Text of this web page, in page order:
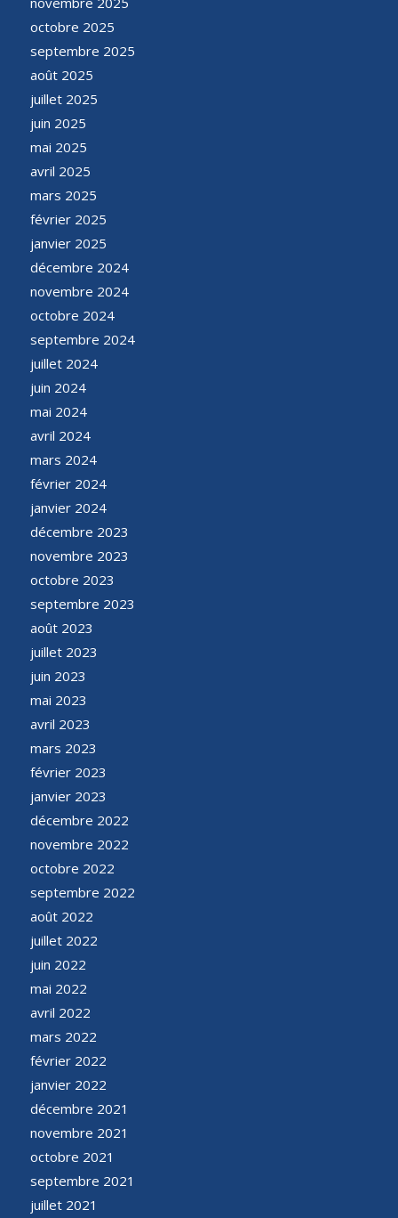
octobre 2025
septembre 2025
août 2025
juillet 2025
juin 2025
mai 2025
avril 2025
mars 2025
février 2025
janvier 2025
décembre 2024
novembre 2024
octobre 2024
septembre 2024
juillet 2024
juin 2024
mai 2024
avril 2024
mars 2024
février 2024
janvier 2024
décembre 2023
novembre 2023
octobre 2023
septembre 2023
août 2023
juillet 2023
juin 2023
mai 2023
avril 2023
mars 2023
février 2023
janvier 2023
décembre 2022
novembre 2022
octobre 2022
septembre 2022
août 2022
juillet 2022
juin 2022
mai 2022
avril 2022
mars 2022
février 2022
janvier 2022
décembre 2021
novembre 2021
octobre 2021
septembre 2021
juillet 2021